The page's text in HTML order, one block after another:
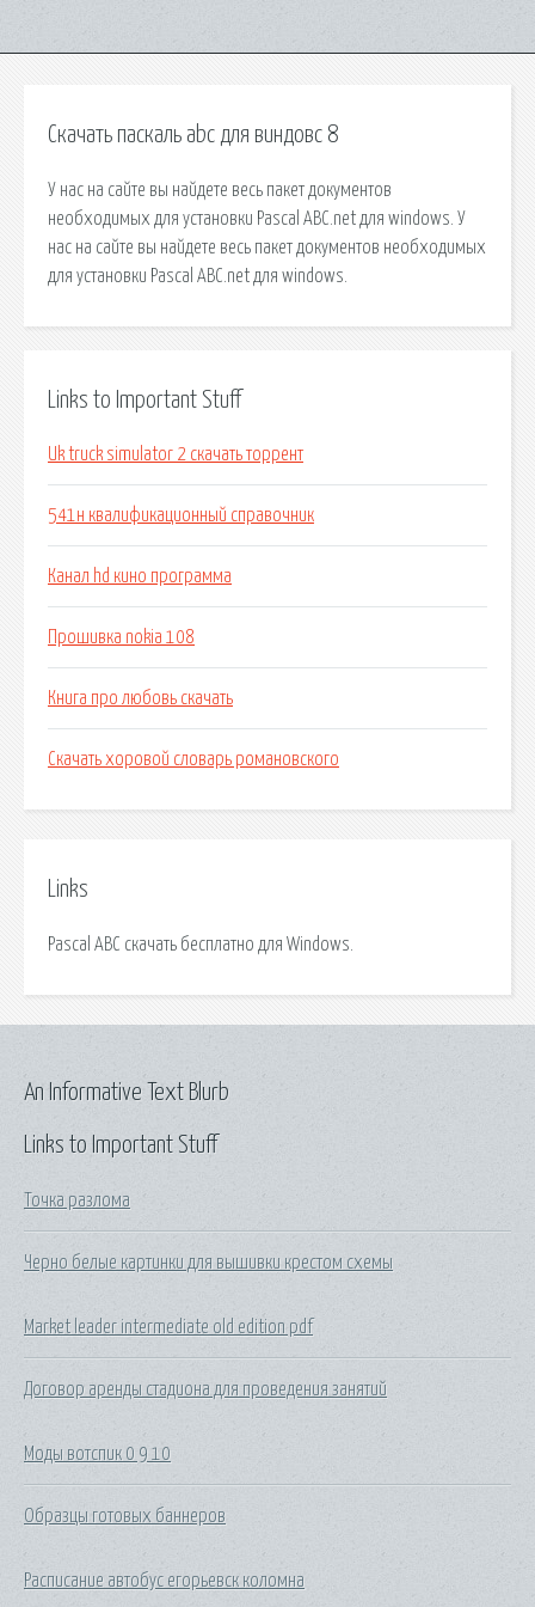
Скачать паскаль abc для виндовс 8
У нас на сайте вы найдете весь пакет документов
необходимых для установки Pascal ABC.net для windows. У
нас на сайте вы найдете весь пакет документов необходимых
для установки Pascal ABC.net для windows.
Links to Important Stuff
Uk truck simulator 2 скачать торрент
541н квалификационный справочник
Канал hd кино программа
Прошивка nokia 108
Книга про любовь скачать
Скачать хоровой словарь романовского
Links
Pascal ABC скачать бесплатно для Windows.
Links to Important Stuff
Точка разлома
Черно белые картинки для вышивки крестом схемы
Market leader intermediate old edition pdf
Договор аренды стадиона для проведения занятий
Моды вотспик 0 9 10
Образцы готовых баннеров
Расписание автобус егорьевск коломна
An Informative Text Blurb